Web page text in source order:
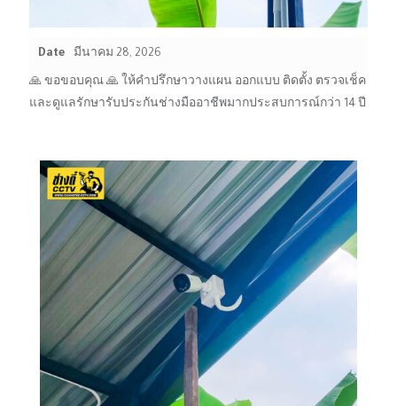
Date มีนาคม 28, 2026
🙏 ขอขอบคุณ 🙏 ให้คำปรึกษาวางแผน ออกแบบ ติดตั้ง ตรวจเช็ค
และดูแลรักษารับประกันช่างมืออาชีพมากประสบการณ์กว่า 14 ปี